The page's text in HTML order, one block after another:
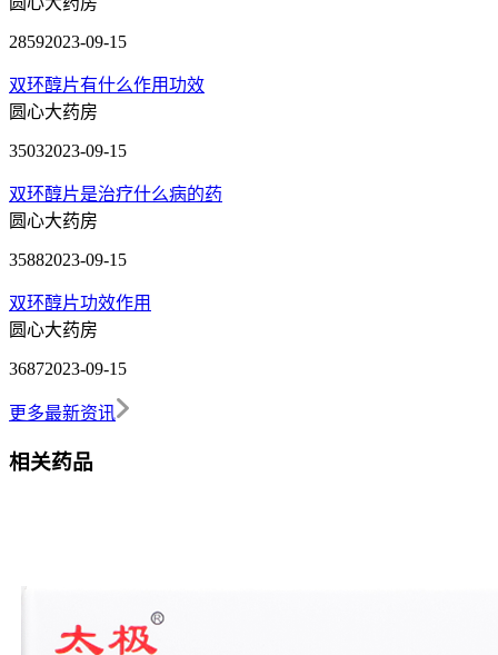
28592023-09-15
双环醇片有什么作用功效
圆心大药房
35032023-09-15
双环醇片是治疗什么病的药
圆心大药房
35882023-09-15
双环醇片功效作用
圆心大药房
36872023-09-15
更多最新资讯
相关药品